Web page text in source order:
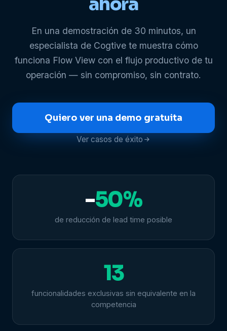
En una demostración de 30 minutos, un
especialista de Cogtive te muestra cómo
funciona Flow View con el flujo productivo de tu
operación — sin compromiso, sin contrato.
Quiero ver una demo gratuita
Ver casos de éxito
-50%
de reducción de lead time posible
13
funcionalidades exclusivas sin equivalente en la
competencia